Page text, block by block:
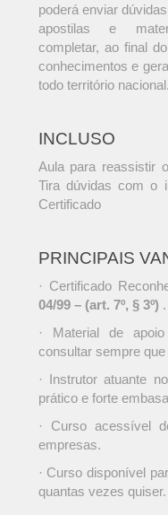
poderá enviar
apostilas e
completar, ao final
conhecimentos e
todo território nacional.
INCLUSO
Aula para reassistir
Tira dúvidas com o
Certificado
PRINCIPAIS
· Certificado
04/99 – (art. 7º, § 3º) .
· Material de
consultar sempre que
· Instrutor atuante
prático e forte
· Curso acessível
empresas.
· Curso disponível
quantas vezes quiser.